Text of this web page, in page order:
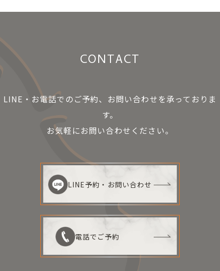
CONTACT
LINE・お電話でのご予約、お問い合わせを承っておりま
す。
お気軽にお問い合わせください。
LINE予約・お問い合わせ
電話でご予約